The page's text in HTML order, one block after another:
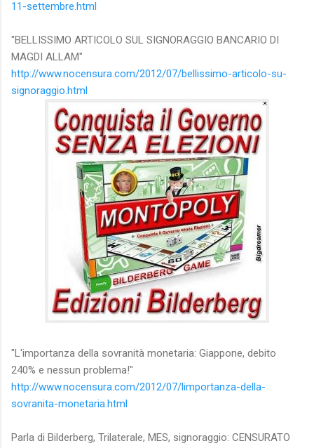
11-settembre.html
"BELLISSIMO ARTICOLO SUL SIGNORAGGIO BANCARIO DI
MAGDI ALLAM"
http://www.nocensura.com/2012/07/bellissimo-articolo-su-
signoraggio.html
"L'importanza della sovranità monetaria: Giappone, debito
240% e nessun problema!"
http://www.nocensura.com/2012/07/limportanza-della-
sovranita-monetaria.html
Parla di Bilderberg, Trilaterale, MES, signoraggio: CENSURATO